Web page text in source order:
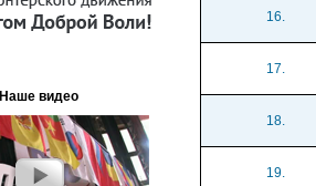
Наше видео
16.
17.
18.
19.